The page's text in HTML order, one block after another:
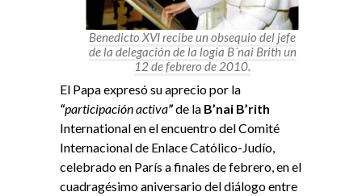
Benedicto XVI recibe un obsequio del jefe
de la delegación de la logia B´nai Brith un
12 de febrero de 2010.
El Papa expresó su aprecio por la
“participación activa”de la B’nai B’rith
International en el encuentro del Comité
Internacional de Enlace Católico-Judío,
celebrado en París a finales de febrero, en el
cuadragésimo aniversario del diálogo entre